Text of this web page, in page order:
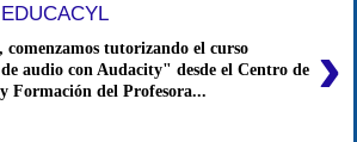
›
comenzamos tutorizando el curso
audio con Audacity" desde el Centro de
Formación del Profesora...